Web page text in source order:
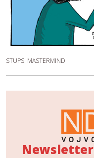
STUPS: MASTERMIND
Newsletter